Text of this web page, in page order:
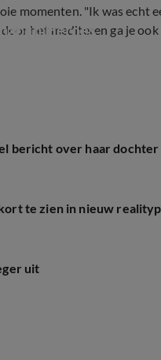
momenten. "Ik was echt
het mediteren ga je
Heroes
bericht over haar dochter
te zien in nieuw
uit